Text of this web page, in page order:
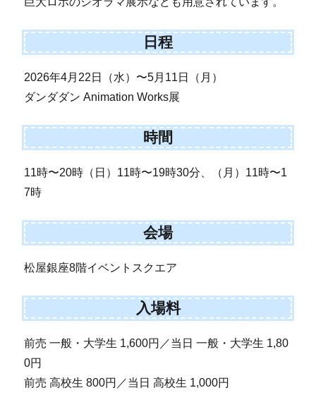
日程
2026年4月22日（水）〜5月11日（月）
ダンダダン Animation Works展
時間
11時〜20時（日）11時〜19時30分、（月）11時〜1
7時
会場
松屋銀座8階イベントスクエア
入場料
前売 一般・大学生 1,600円／当日 一般・大学生 1,80
0円
前売 高校生 800円／当日 高校生 1,000円